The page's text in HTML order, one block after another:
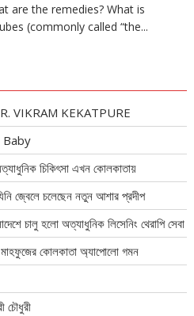
are the remedies? What is
(commonly called “the...
VIKRAM KEKATPURE
চিকিৎসা এখন কোলকাতায়
জ্বেলে চলেছেন নতুন আশার প্রদীপ
চালু হলো অত্যাধুনিক লিসেনিং থেরাপি সেবা
কোলকাতা অ্যাপোলো গমন
চৌধুরী